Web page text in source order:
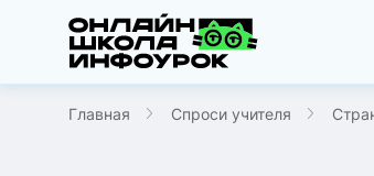
Главная Спроси учителя